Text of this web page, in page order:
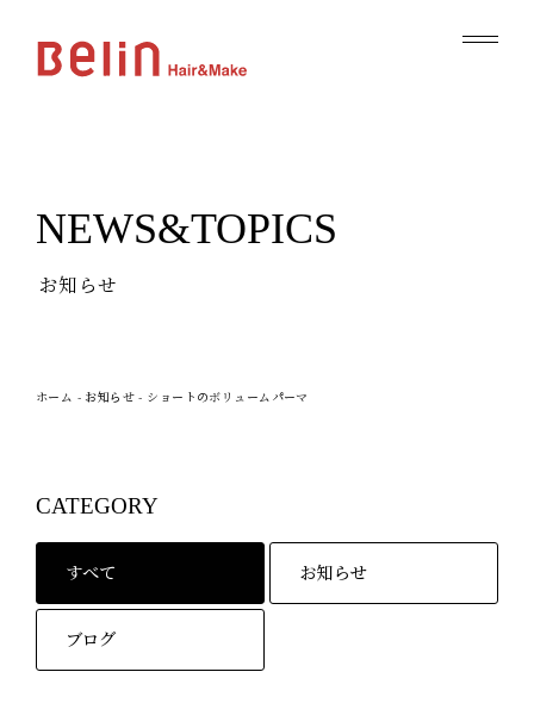
NEWS&TOPICS
お知らせ
ホーム - お知らせ - ショートのボリュームパーマ
CATEGORY
すべて お知らせ
ブログ